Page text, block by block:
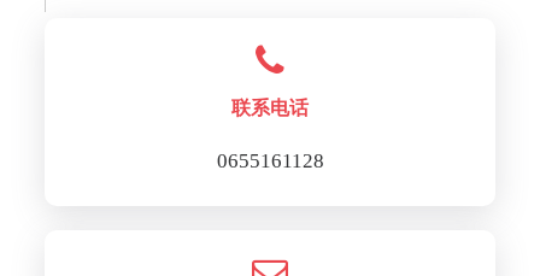
联系电话
0655161128